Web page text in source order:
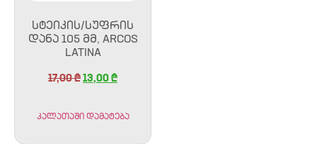
ᲡᲢᲔᲘᲙᲘᲡ/ᲡᲣᲤᲠᲘᲡ
ᲓᲐᲜᲐ 105 ᲛᲛ, ARCOS
LATINA
17,00₾13,00₾
კალათაში დამატება